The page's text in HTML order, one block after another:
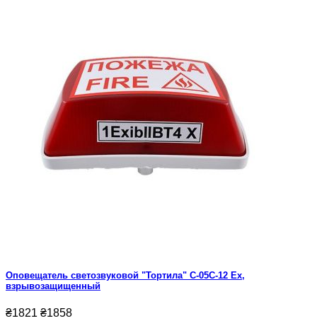
Оповещатель светозвуковой "Тортила" С-05С-12 Ex,
взрывозащищенный
₴1821 ₴1858